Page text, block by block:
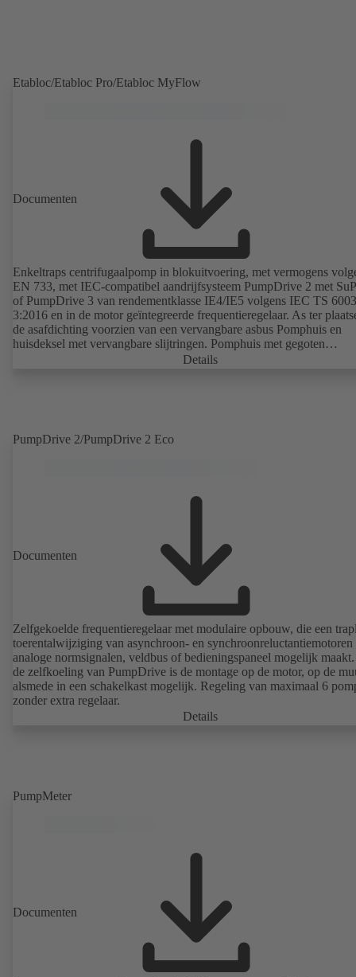
Etabloc/Etabloc Pro/Etabloc MyFlow
Documenten
Enkeltraps centrifugaalpomp in blokuitvoering, met vermogens
EN 733, met IEC-compatibel aandrijfsysteem PumpDrive 2 met
of PumpDrive 3 van rendementklasse IE4/IE5 volgens IEC TS
3:2016 en in de motor geïntegreerde frequentieregelaar. As ter
de asafdichting voorzien van een vervangbare asbus Pomphuis en
huisdeksel met vervangbare slijtringen. Pomphuis met gegoten
pompvoeten voor B-, C- en S-uitvoering. Bevestigingspunten
Details
PumpDrive 2/PumpDrive 2 Eco
Documenten
Zelfgekoelde frequentieregelaar met modulaire opbouw, die een
toerentalwijziging van asynchroon- en synchroonreluctantiemotoren
analoge normsignalen, veldbus of bedieningspaneel mogelijk
de zelfkoeling van PumpDrive is de montage op de motor, op de
alsmede in een schakelkast mogelijk. Regeling van maximaal 6
zonder extra regelaar.
Details
PumpMeter
Documenten